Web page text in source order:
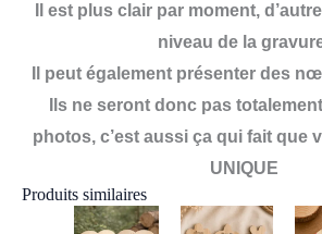
Il est plus clair par moment,
niveau de la
Il peut également présenter des
Ils ne seront donc pas
photos, c’est aussi ça qui fait que
UNIQUE
Produits similaires